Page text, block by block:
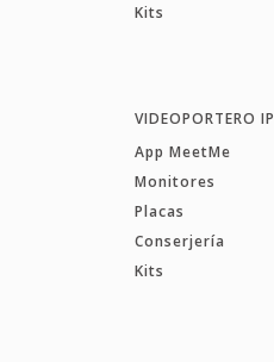
Kits
VIDEOPORTERO IP
App MeetMe
Monitores
Placas
Conserjería
Kits